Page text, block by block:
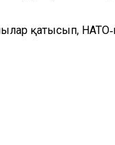
қатысып,